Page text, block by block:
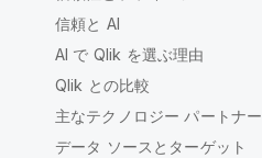
信頼と AI
AI で Qlik を選ぶ理由
Qlik との比較
主なテクノロジー パートナー
データ ソースとターゲット